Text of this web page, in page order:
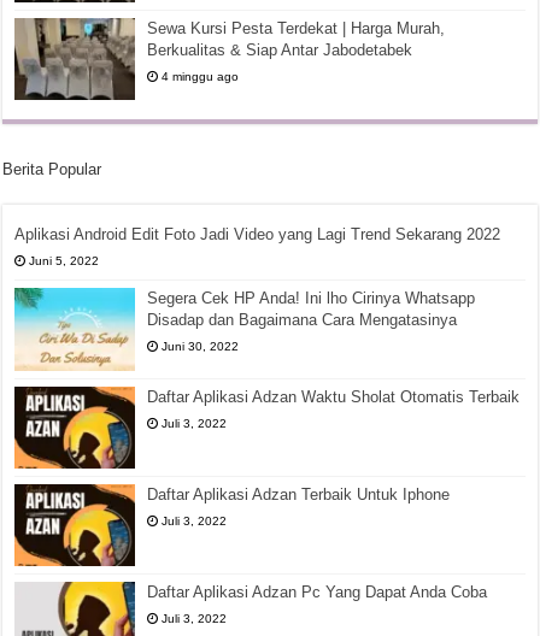
Sewa Kursi Pesta Terdekat | Harga Murah,
Berkualitas & Siap Antar Jabodetabek
4 minggu ago
Berita Popular
Aplikasi Android Edit Foto Jadi Video yang Lagi Trend Sekarang 2022
Juni 5, 2022
Segera Cek HP Anda! Ini lho Cirinya Whatsapp
Disadap dan Bagaimana Cara Mengatasinya
Juni 30, 2022
Daftar Aplikasi Adzan Waktu Sholat Otomatis Terbaik
Juli 3, 2022
Daftar Aplikasi Adzan Terbaik Untuk Iphone
Juli 3, 2022
Daftar Aplikasi Adzan Pc Yang Dapat Anda Coba
Juli 3, 2022